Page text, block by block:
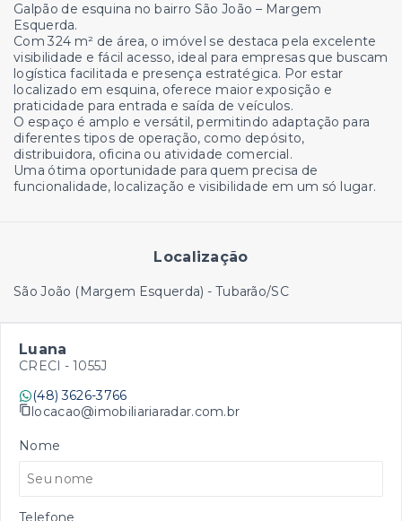
Galpão de esquina no bairro São João – Margem
Esquerda.
Com 324 m² de área, o imóvel se destaca pela excelente
visibilidade e fácil acesso, ideal para empresas que buscam
logística facilitada e presença estratégica. Por estar
localizado em esquina, oferece maior exposição e
praticidade para entrada e saída de veículos.
O espaço é amplo e versátil, permitindo adaptação para
diferentes tipos de operação, como depósito,
distribuidora, oficina ou atividade comercial.
Uma ótima oportunidade para quem precisa de
funcionalidade, localização e visibilidade em um só lugar.
Localização
São João (Margem Esquerda) - Tubarão/SC
Luana
CRECI - 1055J
(48) 3626-3766
locacao@imobiliariaradar.com.br
Nome
Telefone